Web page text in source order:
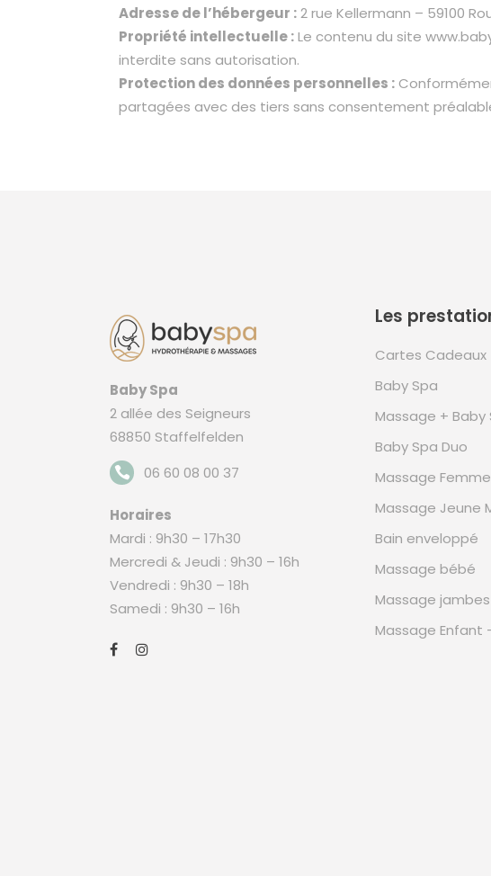
Adresse de l’hébergeur :2 rue Kellermann – 59100
Propriété intellectuelle :Le contenu du site
interdite sans autorisation.
Protection des données personnelles :
partagées avec des tiers sans consentement
Baby Spa
2 allée des Seigneurs
68850 Staffelfelden
06 60 08 00 37
Horaires
Mardi : 9h30 – 17h30
Mercredi & Jeudi : 9h30 – 16h
Vendredi : 9h30 – 18h
Samedi : 9h30 – 16h
Les
Cartes Cadeaux
Baby Spa
Massage + Baby
Baby Spa Duo
Massage
Massage Jeune
Bain enveloppé
Massage bébé
Massage
Massage Enfant